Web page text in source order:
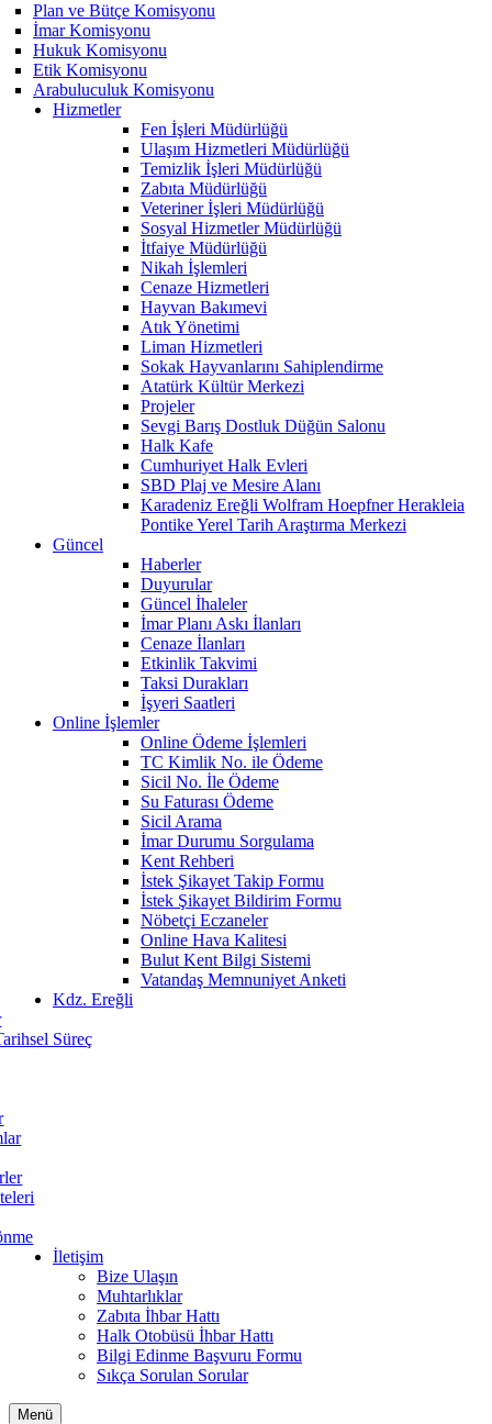
Plan ve Bütçe Komisyonu
İmar Komisyonu
Hukuk Komisyonu
Etik Komisyonu
Arabuluculuk Komisyonu
Hizmetler
Fen İşleri Müdürlüğü
Ulaşım Hizmetleri Müdürlüğü
Temizlik İşleri Müdürlüğü
Zabıta Müdürlüğü
Veteriner İşleri Müdürlüğü
Sosyal Hizmetler Müdürlüğü
İtfaiye Müdürlüğü
Nikah İşlemleri
Cenaze Hizmetleri
Hayvan Bakımevi
Atık Yönetimi
Liman Hizmetleri
Sokak Hayvanlarını Sahiplendirme
Atatürk Kültür Merkezi
Projeler
Sevgi Barış Dostluk Düğün Salonu
Halk Kafe
Cumhuriyet Halk Evleri
SBD Plaj ve Mesire Alanı
Karadeniz Ereğli Wolfram Hoepfner Herakleia
Pontike Yerel Tarih Araştırma Merkezi
Güncel
Haberler
Duyurular
Güncel İhaleler
İmar Planı Askı İlanları
Cenaze İlanları
Etkinlik Takvimi
Taksi Durakları
İşyeri Saatleri
Online İşlemler
Online Ödeme İşlemleri
TC Kimlik No. ile Ödeme
Sicil No. İle Ödeme
Su Faturası Ödeme
Sicil Arama
İmar Durumu Sorgulama
Kent Rehberi
İstek Şikayet Takip Formu
İstek Şikayet Bildirim Formu
Nöbetçi Eczaneler
Online Hava Kalitesi
Bulut Kent Bilgi Sistemi
Vatandaş Memnuniyet Anketi
Kdz. Ereğli
Süreç
İletişim
Bize Ulaşın
Muhtarlıklar
Zabıta İhbar Hattı
Halk Otobüsü İhbar Hattı
Bilgi Edinme Başvuru Formu
Sıkça Sorulan Sorular
Menü